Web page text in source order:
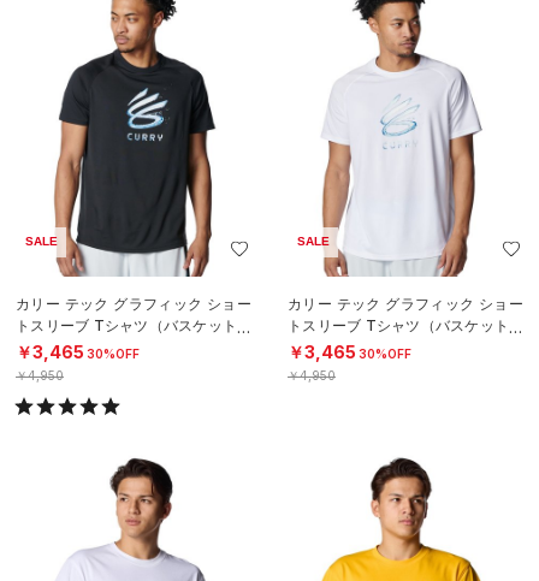
SALE
カリー テック グラフィック ショー
トスリーブ Tシャツ（バスケットボ
ール/MEN）
￥3,465 30%OFF
￥4,950
SALE
カリー テック グラフィック ショー
トスリーブ Tシャツ（バスケットボ
ール/MEN）
￥3,465 30%OFF
￥4,950